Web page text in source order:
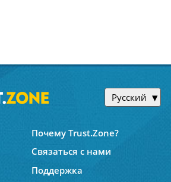
Русский
Почему Trust.Zone?
Связаться с нами
Поддержка